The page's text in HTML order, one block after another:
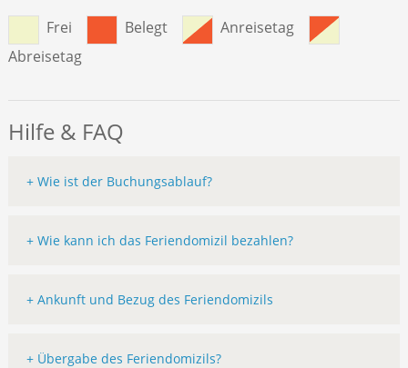
Frei Belegt
Anreisetag
Abreisetag
Hilfe & FAQ
+ Wie ist der Buchungsablauf?
+ Wie kann ich das Feriendomizil bezahlen?
+ Ankunft und Bezug des Feriendomizils
+ Übergabe des Feriendomizils?